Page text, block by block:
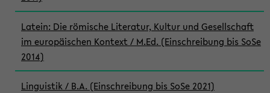
Latein: Die römische Literatur, Kultur und Gesellschaft
im europäischen Kontext / M.Ed. (Einschreibung bis SoSe
2014)
Linguistik / B.A. (Einschreibung bis SoSe 2021)